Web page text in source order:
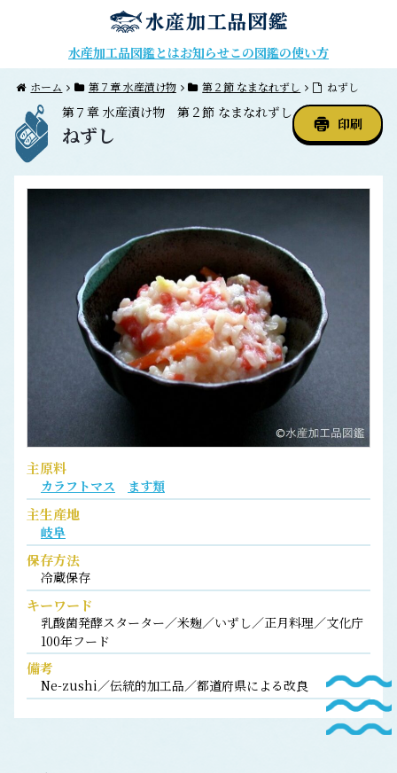
水産加工品図鑑とはお知らせこの図鑑の使い方
ホーム 第７章 水産漬け物 第２節 なまなれずし ねずし
第７章 水産漬け物 第２節 なまなれずし
ねずし 印刷
主原料
カラフトマス ます類
主生産地
岐阜
保存方法
冷蔵保存
キーワード
乳酸菌発酵スターター／米麹／いずし／正月料理／文化庁
100年フード
備考
Ne-zushi／伝統的加工品／都道府県による改良